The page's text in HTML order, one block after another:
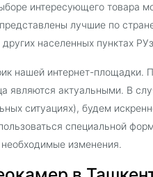
интересующего товара
лучшие по
населенных пунктах
нашей интернет-площадки.
являются актуальными. В
ситуациях), будем
специальной
изменения.